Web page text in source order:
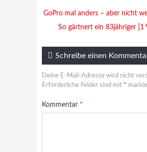
GoPro mal anders – aber nicht
So gärtnert ein 83jähriger [1
Schreibe einen
Deine E-Mail-Adresse wird nicht
Erforderliche Felder sind mit *
Kommentar *